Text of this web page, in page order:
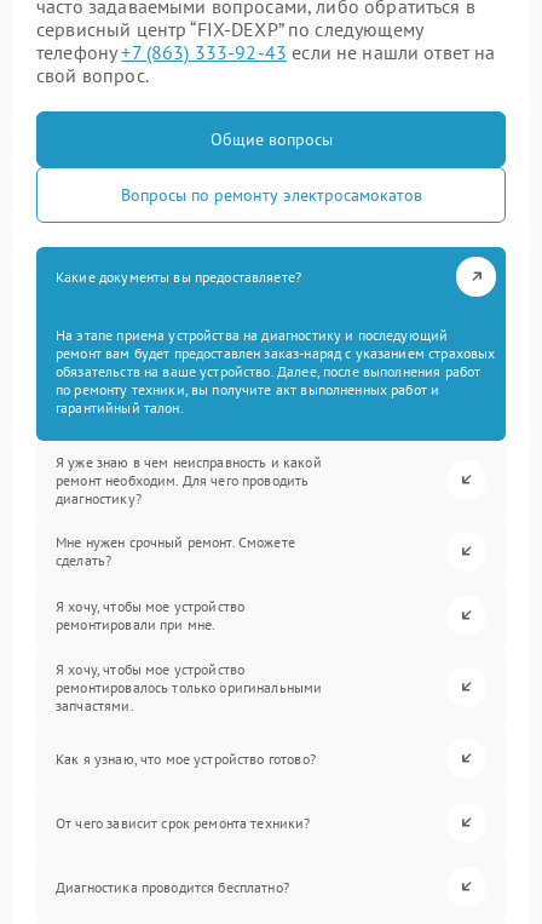
часто задаваемыми вопросами, либо обратиться в
сервисный центр “FIX-DEXP” по следующему
телефону+7 (863) 333-92-43 если не нашли ответ на
свой вопрос.
Общие вопросы
Вопросы по ремонту электросамокатов
Какие документы вы предоставляете?
На этапе приема устройства на диагностику и последующий
ремонт вам будет предоставлен заказ-наряд с указанием страховых
обязательств на ваше устройство. Далее, после выполнения работ
по ремонту техники, вы получите акт выполненных работ и
гарантийный талон.
Я уже знаю в чем неисправность и какой
ремонт необходим. Для чего проводить
диагностику?
Мне нужен срочный ремонт. Сможете
сделать?
Я хочу, чтобы мое устройство
ремонтировали при мне.
Я хочу, чтобы мое устройство
ремонтировалось только оригинальными
запчастями.
Как я узнаю, что мое устройство готово?
От чего зависит срок ремонта техники?
Диагностика проводится бесплатно?